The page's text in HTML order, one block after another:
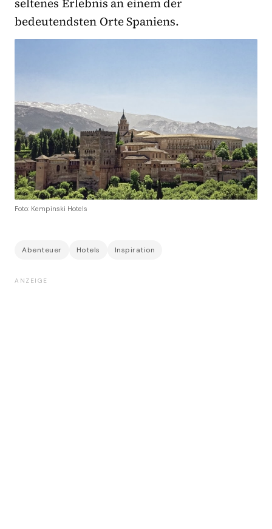
bedeutendsten Orte Spaniens.
Foto: Kempinski Hotels
Abenteuer Hotels Inspiration
ANZEIGE